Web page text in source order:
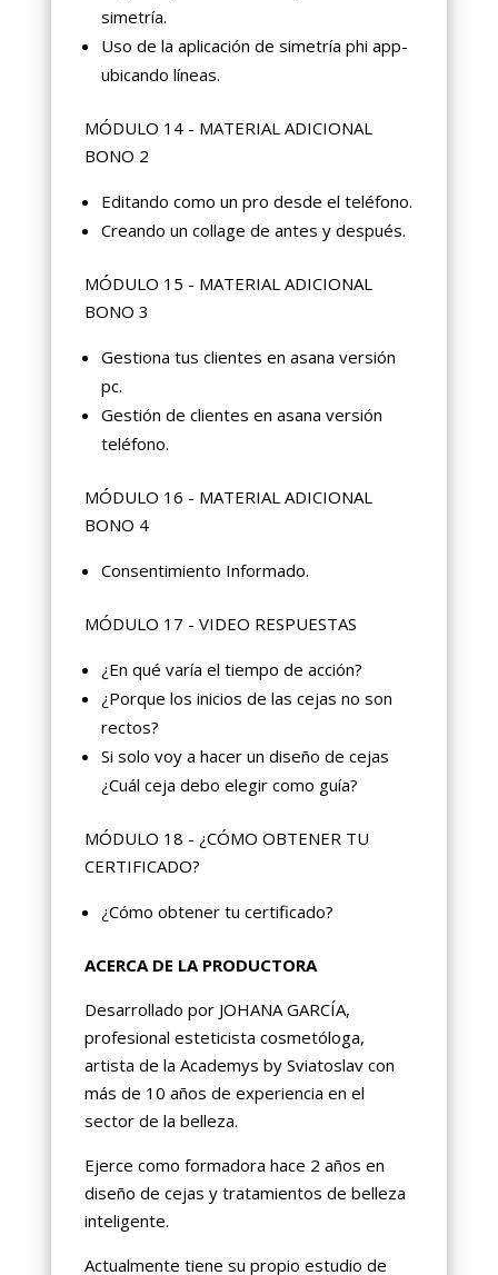
simetría.
Uso de la aplicación de simetría phi app-
ubicando líneas.
MÓDULO 14 - MATERIAL ADICIONAL
BONO 2
Editando como un pro desde el teléfono.
Creando un collage de antes y después.
MÓDULO 15 - MATERIAL ADICIONAL
BONO 3
Gestiona tus clientes en asana versión
pc.
Gestión de clientes en asana versión
teléfono.
MÓDULO 16 - MATERIAL ADICIONAL
BONO 4
Consentimiento Informado.
MÓDULO 17 - VIDEO RESPUESTAS
¿En qué varía el tiempo de acción?
¿Porque los inicios de las cejas no son
rectos?
Si solo voy a hacer un diseño de cejas
¿Cuál ceja debo elegir como guía?
MÓDULO 18 - ¿CÓMO OBTENER TU
CERTIFICADO?
¿Cómo obtener tu certificado?
ACERCA DE LA PRODUCTORA
Desarrollado por JOHANA GARCÍA,
profesional esteticista cosmetóloga,
artista de la Academys by Sviatoslav con
más de 10 años de experiencia en el
sector de la belleza.
Ejerce como formadora hace 2 años en
diseño de cejas y tratamientos de belleza
inteligente.
Actualmente tiene su propio estudio de